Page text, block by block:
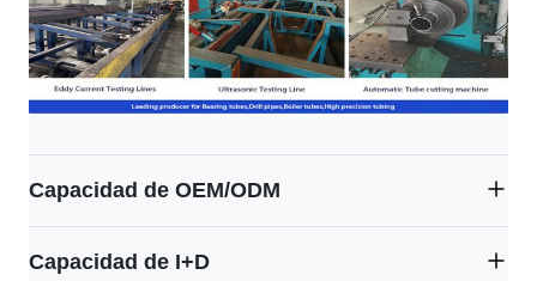
Capacidad de OEM/ODM
Capacidad de I+D